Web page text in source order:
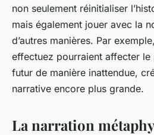
non seulement réinitialiser
mais également jouer avec la
d’autres manières. Par
effectuez pourraient affecter le
futur de manière inattendue,
narrative encore plus grande.
La narration